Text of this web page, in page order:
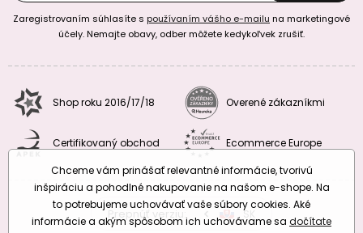
Zaregistrovaním súhlasíte s používaním vášho e-mailu na marketingové
účely. Nemajte obavy, odber môžete kedykoľvek zrušiť.
Shop roku 2016/17/18 Overené zákazníkmi
Certifikovaný obchod Ecommerce Europe
Prepnúť verziu: CZSK
Chceme vám prinášať relevantné informácie, tvorivú
inšpiráciu a pohodlné nakupovanie na našom e-shope. Na
to potrebujeme uchovávať vaše súbory cookies. Aké
informácie a akým spôsobom ich uchovávame sa dočítate